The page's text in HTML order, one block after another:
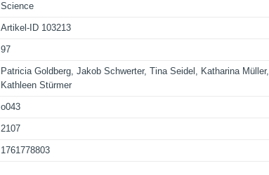
Science
Artikel-ID 103213
97
Patricia Goldberg, Jakob Schwerter, Tina Seidel, Katharina Müller,
Kathleen Stürmer
o043
2107
1761778803